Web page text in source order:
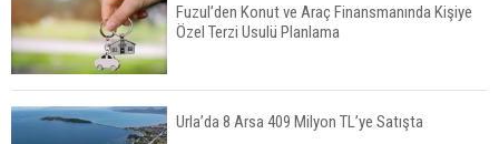
Fuzul’den Konut ve Araç Finansmanında Kişiye
Özel Terzi Usulü Planlama
Urla’da 8 Arsa 409 Milyon TL’ye Satışta